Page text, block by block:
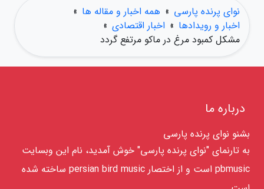
نوای پرنده پارسی » همه اخبار و مقاله ها »
اخبار و رویدادها » اخبار اقتصادی »
مشکل کمبود مرغ در ماکو مرتفع گردد
درباره ما
بشنو نوای پرنده پارسی
به تارنمای "نوای پرنده پارسی" خوش آمدید، نام این وبسایت
pbmusic است و از اختصار persian bird music ساخته شده